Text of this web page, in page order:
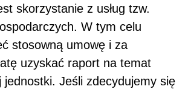
skorzystanie z usług tzw.
W tym celu
stosowną umowę i za
uzyskać raport na temat
jednostki. Jeśli zdecydujemy się